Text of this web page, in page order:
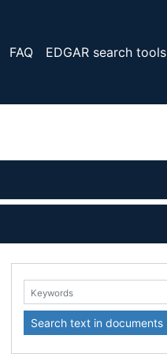
FAQ EDGAR search tools
Keywords:
Search text in documents